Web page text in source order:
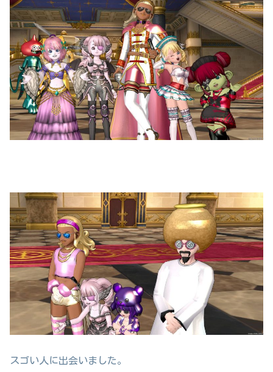
スゴい人に出会いました。